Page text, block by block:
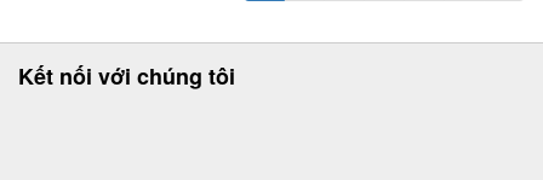
Kết nối với chúng tôi